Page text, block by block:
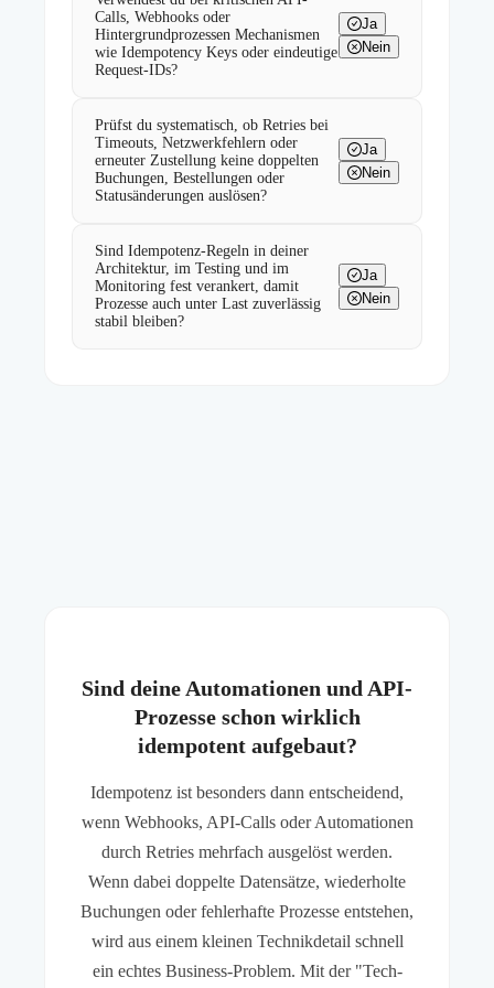
Calls, Webhooks oder
Hintergrundprozessen Mechanismen
wie Idempotency Keys oder eindeutige
Request-IDs?
Ja
Nein
Prüfst du systematisch, ob Retries bei
Timeouts, Netzwerkfehlern oder
erneuter Zustellung keine doppelten
Buchungen, Bestellungen oder
Statusänderungen auslösen?
Ja
Nein
Sind Idempotenz-Regeln in deiner
Architektur, im Testing und im
Monitoring fest verankert, damit
Prozesse auch unter Last zuverlässig
stabil bleiben?
Ja
Nein
Sind deine Automationen und API-
Prozesse schon wirklich
idempotent aufgebaut?
Idempotenz ist besonders dann entscheidend,
wenn Webhooks, API-Calls oder Automationen
durch Retries mehrfach ausgelöst werden.
Wenn dabei doppelte Datensätze, wiederholte
Buchungen oder fehlerhafte Prozesse entstehen,
wird aus einem kleinen Technikdetail schnell
ein echtes Business-Problem. Mit der "Tech-